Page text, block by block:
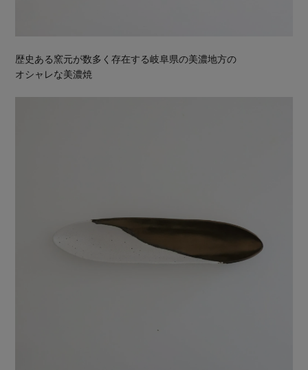
歴史ある窯元が数多く存在する岐阜県の美濃地方の
オシャレな美濃焼